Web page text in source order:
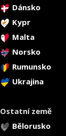
Dánsko
Kypr
Malta
Norsko
Rumunsko
Ukrajina
Ostatní země
Bělorusko